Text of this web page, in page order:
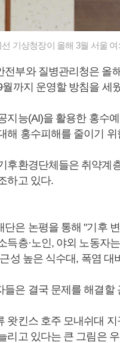
기상청장이 올해 3월 서울
전부와 질병관리청은 올
월까지 운영할 방침을 세
지능(AI)을 활용한 홍수
해 홍수피해를 줄이기
후환경단체들은 취약계
하고 있다.
단은 논평을 통해 "기후
득층·노인, 야외 노동자
성 높은 식수대, 폭염 대
들은 결국 문제를 해결할
왓킨스 호주 모내쉬대
리고 있다는 큰 그림은